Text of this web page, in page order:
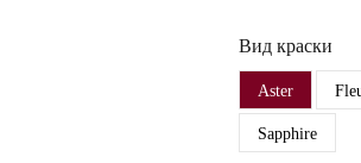
Вид краски
Aster
Sapphire